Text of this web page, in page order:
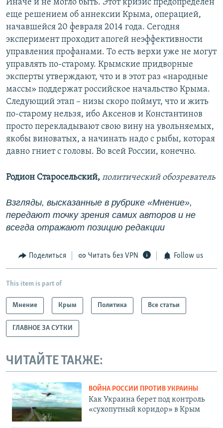
Иначе и не могло быть. Этот кризис предопределен
еще решением об аннексии Крыма, операцией,
начавшейся 20 февраля 2014 года. Сегодня
эксперимент проходит апогей неэффективности
управления профанами. То есть верхи уже не могут
управлять по-старому. Крымские придворные
эксперты утверждают, что и в этот раз «народные
массы» поддержат российское начальство Крыма.
Следующий этап – низы скоро поймут, что и жить
по-старому нельзя, ибо Аксенов и Константинов
просто перекладывают свою вину на увольняемых,
якобы виноватых, а начинать надо с рыбы, которая
давно гниет с головы. Во всей России, конечно.
Родион Старосельский, политический обозреватель
Взгляды, высказанные в рубрике «Мнение»,
передают точку зрения самих авторов и не
всегда отражают позицию редакции​
Поделиться Читать без VPN Follow us
This item is part of
Мнение Крым Политика Все статьи
ГЛАВНОЕ ЗА СУТКИ
ЧИТАЙТЕ ТАКЖЕ:
ВОЙНА РОССИИ ПРОТИВ УКРАИНЫ
Как Украина берет под контроль
«сухопутный коридор» в Крым